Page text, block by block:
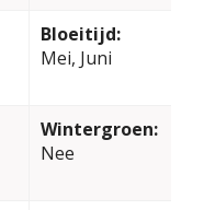
Bloeitijd:
Mei, Juni
Wintergroen:
Nee